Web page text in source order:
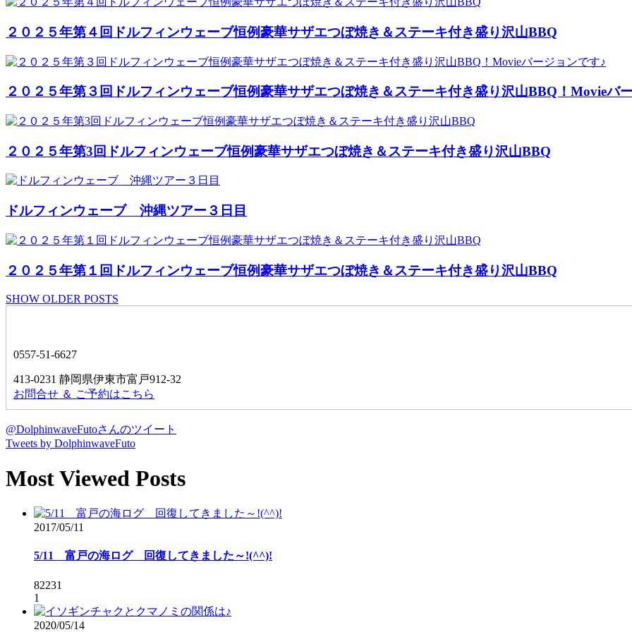
２０２５年第４回ドルフィンウェーブ恒例豪華サザエつぼ焼き＆ステーキ付き盛り沢山BBQ
２０２５年第３回ドルフィンウェーブ恒例豪華サザエつぼ焼き＆ステーキ付き盛り沢山BBQ！Movieバ
２０２５年第3回ドルフィンウェーブ恒例豪華サザエつぼ焼き＆ステーキ付き盛り沢山BBQ
ドルフィンウェーブ 沖縄ツアー３日目
２０２５年第１回ドルフィンウェーブ恒例豪華サザエつぼ焼き＆ステーキ付き盛り沢山BBQ
SHOW OLDER POSTS
0557-51-6627
413-0231 静岡県伊東市富戸912-32
お問合せ ＆ ご予約はこちら
@DolphinwaveFutoさんのツイート
Tweets by DolphinwaveFuto
Most Viewed Posts
2017/05/11
5/11 富戸の海ログ 回復してきました～!(^^)!
82231
1
2020/05/14